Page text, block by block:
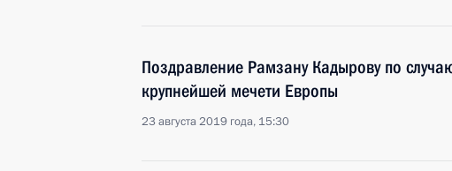
Поздравление Рамзану Кадырову по
крупнейшей мечети Европы
23 августа 2019 года, 15:30